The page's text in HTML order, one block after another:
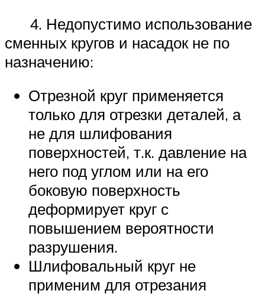
4. Недопустимо использование
сменных кругов и насадок не по
назначению:
Отрезной круг применяется
только для отрезки деталей, а
не для шлифования
поверхностей, т.к. давление на
него под углом или на его
боковую поверхность
деформирует круг с
повышением вероятности
разрушения.
Шлифовальный круг не
применим для отрезания